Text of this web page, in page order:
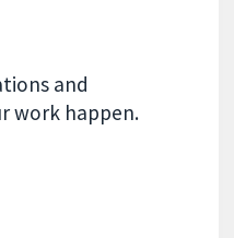
and
work happen.